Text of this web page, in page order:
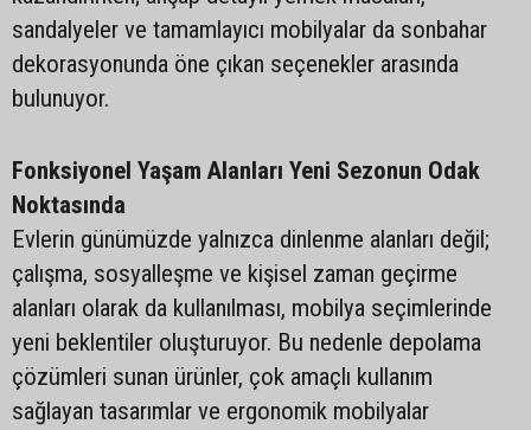
sandalyeler ve tamamlayıcı mobilyalar da sonbahar
dekorasyonunda öne çıkan seçenekler arasında
bulunuyor.
Fonksiyonel Yaşam Alanları Yeni Sezonun Odak
Noktasında
Evlerin günümüzde yalnızca dinlenme alanları değil;
çalışma, sosyalleşme ve kişisel zaman geçirme
alanları olarak da kullanılması, mobilya seçimlerinde
yeni beklentiler oluşturuyor. Bu nedenle depolama
çözümleri sunan ürünler, çok amaçlı kullanım
sağlayan tasarımlar ve ergonomik mobilyalar